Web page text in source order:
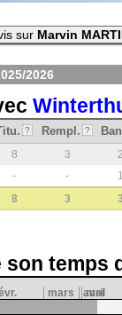
sur Marvin
2026
? Rempl. ?
8 3
- -
8 3
temps
mars avril
mai